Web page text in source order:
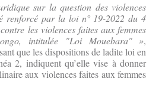
sur la question des violences
renforcé par la loi n° 19-2022 du 4
les violences faites aux femmes
intitulée "Loi Mouebara" »,
que les dispositions de ladite loi en
2, indiquent qu’elle vise à donner
aux violences faites aux femmes